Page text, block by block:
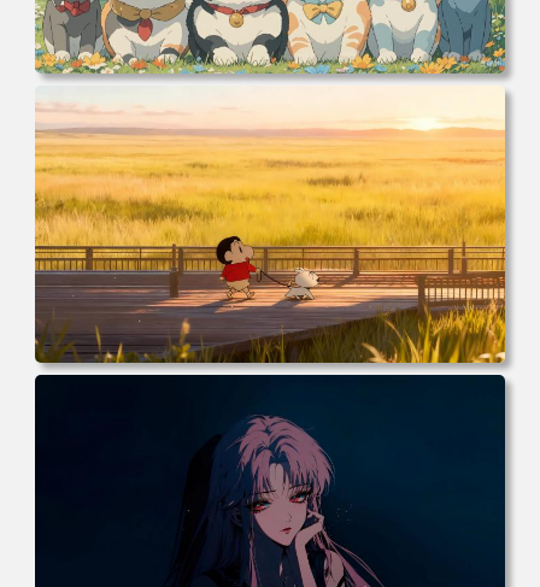
电脑壁纸 可爱动物 喵 喵星人 猫 猫咪 萌宠 电脑桌面 高清壁
纸 壁纸下载 壁纸大全
电脑壁纸 动漫 小白 日落 木栈道 田野 蜡笔小新 遛小白 麦田
电脑桌面 高清壁纸 壁纸下载 壁纸大全